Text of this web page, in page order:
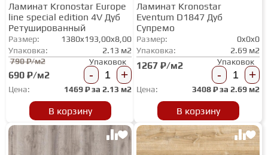
ФАНЕРА
МИНЕРАЛЬНО-КАМЕННЫЙ
ЛАМИНАТ MSPC
ЛАМИНАТ SWF
Ламинат Kronostar Europe
line special edition 4V Дуб
Ретушированный
Размер:
1380x193,00x8,00
Упаковка:
2.13 м2
790 ₽/м2
690 ₽/м2
Упаковок
- +
Цена: 1469₽ за 2.13 м2
В корзину
Ламинат Kronostar
Eventum D1847 Дуб
Супремо
Размер:
0x0x0
Упаковка:
2.69 м2
1267 ₽/м2 Упаковок
- +
Цена: 3408₽ за 2.69 м2
В корзину